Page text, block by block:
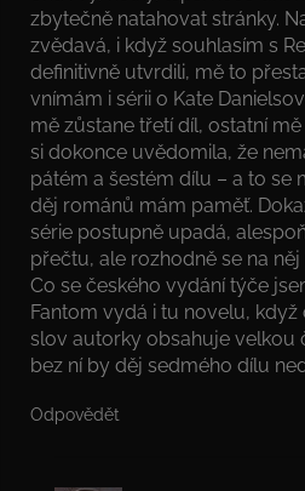
zbytečně natahovat stránky.
zvědavá, i když souhlasím s
definitivně utvrdili, mě to
vnímám i sérii o Kate
mě zůstane třetí díl, ostatní
si dokonce uvědomila, že
pátém a šestém dílu – a to se
děj románů mám paměť.
série postupně upadá,
přečtu, ale rozhodně se na
Co se českého vydání týče
Fantom vydá i tu novelu,
slov autorky obsahuje velkou
bez ní by děj sedmého dílu
Odpovědět